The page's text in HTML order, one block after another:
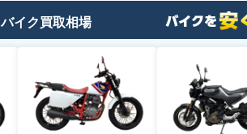
バイク買取相場